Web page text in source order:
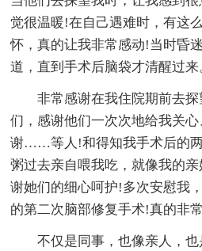
觉很温暖!在自己遇难时，有这
怀，真的让我非常感动!当时昏
道，直到手术后脑袋才清醒过来
非常感谢在我住院期前去
们，感谢他们一次次地给我关
谢……等人!和得知我手术后的
粥过去亲自喂我吃，就像我的
谢她们的细心呵护!多次安慰我
的第二次脑部修复手术!真的非
不仅是同事，也像亲人，